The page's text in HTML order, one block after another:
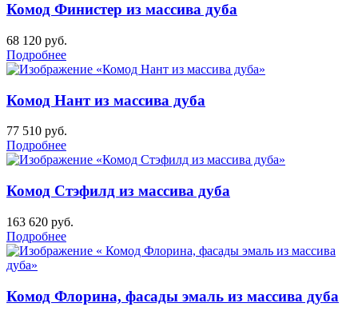
Комод Финистер из массива дуба
68 120 руб.
Подробнее
Комод Нант из массива дуба
77 510 руб.
Подробнее
Комод Стэфилд из массива дуба
163 620 руб.
Подробнее
Комод Флорина, фасады эмаль из массива дуба